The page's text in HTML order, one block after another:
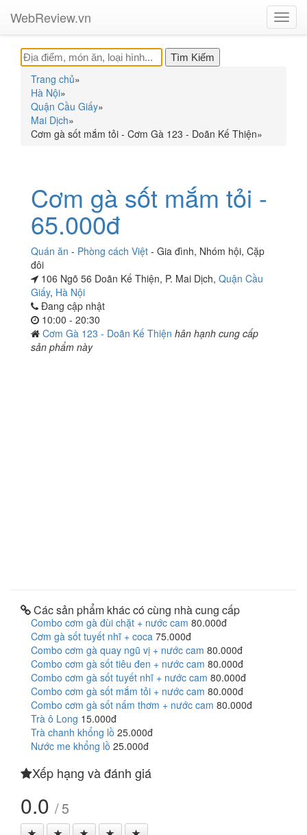
WebReview.vn
Trang chủ»
Hà Nội»
Quận Cầu Giấy»
Mai Dịch»
Cơm gà sốt mắm tỏi - Cơm Gà 123 - Doãn Kế Thiện»
Cơm gà sốt mắm tỏi -
65.000đ
Quán ăn - Phòng cách Việt - Gia đình, Nhóm hội, Cặp
đôi
106 Ngõ 56 Doãn Kế Thiện, P. Mai Dịch, Quận Cầu
Giấy, Hà Nội
Đang cập nhật
10:00 - 20:30
Cơm Gà 123 - Doãn Kế Thiện hân hạnh cung cấp
sản phẩm này
Các sản phẩm khác có cùng nhà cung cấp
Combo cơm gà đùi chặt + nước cam 80.000đ
Cơm gà sốt tuyết nhĩ + coca 75.000đ
Combo cơm gà quay ngũ vị + nước cam 80.000đ
Combo cơm gà sốt tiêu đen + nước cam 80.000đ
Combo cơm gà sốt tuyết nhĩ + nước cam 80.000đ
Combo cơm gà sốt mắm tỏi + nước cam 80.000đ
Combo cơm gà sốt nấm thơm + nước cam 80.000đ
Trà ô Long 15.000đ
Trà chanh khổng lồ 25.000đ
Nước me khổng lồ 25.000đ
Xếp hạng và đánh giá
0.0 / 5